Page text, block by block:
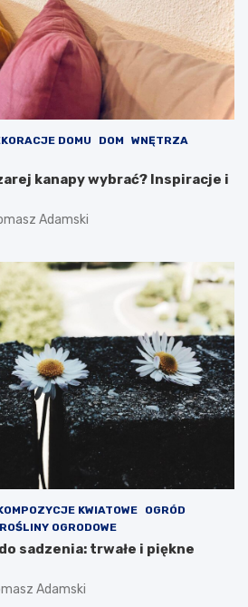
DOMU DOM
WNĘTRZA
kanapy wybrać? Inspiracje i
Adamski
KWIATOWE
OGRÓD
ROŚLINY OGRODOWE
sadzenia: trwałe i piękne
Adamski